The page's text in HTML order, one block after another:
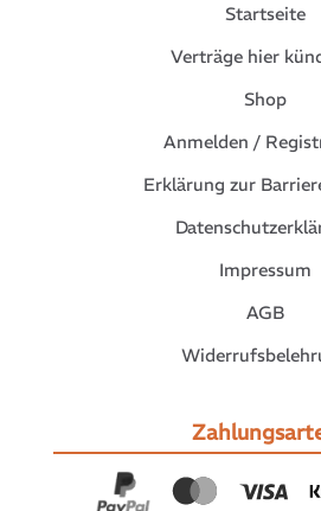
Startseite
Verträge hier
Shop
Anmelden /
Erklärung zur
Impressum
AGB